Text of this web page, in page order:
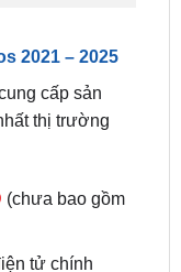
2021 – 2025
cấp sản
thị trường
(chưa bao gồm
tử chính